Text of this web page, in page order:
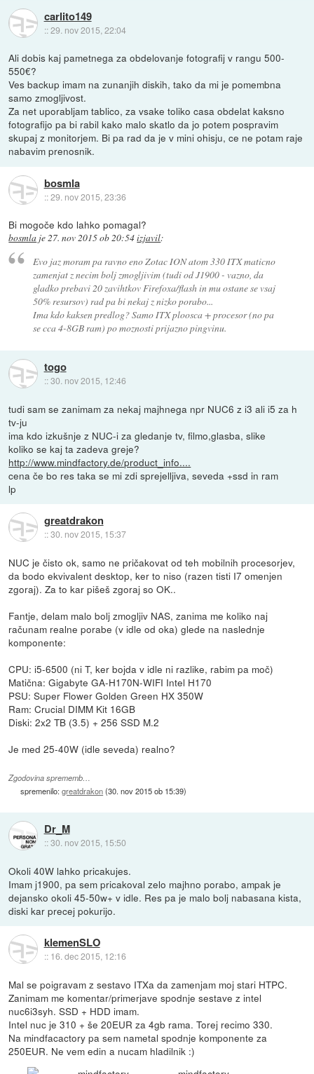
carlito149
::29. nov 2015, 22:04
Ali dobis kaj pametnega za obdelovanje fotografij v rangu 500-
550€?
Ves backup imam na zunanjih diskih, tako da mi je pomembna
samo zmogljivost.
Za net uporabljam tablico, za vsake toliko casa obdelat kaksno
fotografijo pa bi rabil kako malo skatlo da jo potem pospravim
skupaj z monitorjem. Bi pa rad da je v mini ohisju, ce ne potam raje
nabavim prenosnik.
bosmla
::29. nov 2015, 23:36
Bi mogoče kdo lahko pomagal?
bosmla je27. nov 2015 ob 20:54izjavil:
Evo jaz moram pa ravno eno Zotac ION atom 330 ITX maticno
zamenjat z necim bolj zmogljivim (tudi od J1900 - vazno, da
gladko prebavi 20 zavihtkov Firefoxa/flash in mu ostane se vsaj
50% resursov) rad pa bi nekaj z nizko porabo...
Ima kdo kaksen predlog? Samo ITX ploosca + procesor (no pa
se cca 4-8GB ram) po moznosti prijazno pingvinu.
togo
::30. nov 2015, 12:46
tudi sam se zanimam za nekaj majhnega npr NUC6 z i3 ali i5 za h
tv-ju
ima kdo izkušnje z NUC-i za gledanje tv, filmo,glasba, slike
koliko se kaj ta zadeva greje?
http://www.mindfactory.de/product_info....
cena če bo res taka se mi zdi sprejelljiva, seveda +ssd in ram
lp
greatdrakon
::30. nov 2015, 15:37
NUC je čisto ok, samo ne pričakovat od teh mobilnih procesorjev,
da bodo ekvivalent desktop, ker to niso (razen tisti I7 omenjen
zgoraj). Za to kar pišeš zgoraj so OK..
Fantje, delam malo bolj zmogljiv NAS, zanima me koliko naj
računam realne porabe (v idle od oka) glede na naslednje
komponente:
CPU: i5-6500 (ni T, ker bojda v idle ni razlike, rabim pa moč)
Matična: Gigabyte GA-H170N-WIFI Intel H170
PSU: Super Flower Golden Green HX 350W
Ram: Crucial DIMM Kit 16GB
Diski: 2x2 TB (3.5) + 256 SSD M.2
Je med 25-40W (idle seveda) realno?
Zgodovina sprememb…
spremenilo:greatdrakon(30. nov 2015 ob 15:39)
Dr_M
::30. nov 2015, 15:50
Okoli 40W lahko pricakujes.
Imam j1900, pa sem pricakoval zelo majhno porabo, ampak je
dejansko okoli 45-50w+ v idle. Res pa je malo bolj nabasana kista,
diski kar precej pokurijo.
klemenSLO
:: 16. dec 2015, 12:16
Mal se poigravam z sestavo ITXa da zamenjam moj stari HTPC.
Zanimam me komentar/primerjave spodnje sestave z intel
nuc6i3syh. SSD + HDD imam.
Intel nuc je 310 + še 20EUR za 4gb rama. Torej recimo 330.
Na mindfacactory pa sem nametal spodnje komponente za
250EUR. Ne vem edin a nucam hladilnik :)